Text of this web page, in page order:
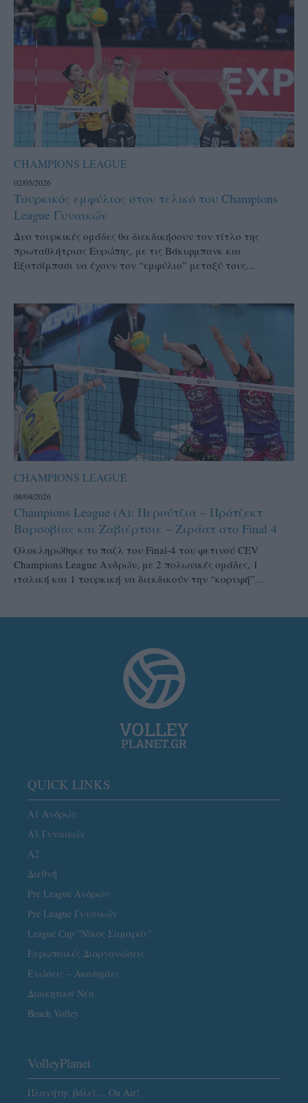
CHAMPIONS LEAGUE
02/05/2026
Τουρκικός εμφύλιος στον τελικό του Champions
League Γυναικών
Δυο τουρκικές ομάδες θα διεκδικήσουν τον τίτλο της
πρωταθλήτριας Ευρώπης, με τις Βάκιφμπανκ και
Εξατσίμπασι να έχουν τον “εμφύλιο” μεταξύ τους...
CHAMPIONS LEAGUE
08/04/2026
Champions League (Α): Περούτζια – Πρότζεκτ
Βαρσοβίας και Ζαβιέρτσιε – Ζιράατ στο Final 4
Ολοκληρώθηκε το παζλ του Final-4 του φετινού CEV
Champions League Ανδρών, με 2 πολωνικές ομάδες, 1
ιταλική και 1 τουρκική να διεκδικούν την “κορυφή”...
QUICK LINKS
Α1 Ανδρών
Α1 Γυναικών
A2
Διεθνή
Pre League Ανδρών
Pre League Γυναικών
League Cup “Νίκος Σαμαράς”
Ευρωπαϊκές Διοργανώσεις
Ενώσεις – Ακαδημίες
Διοικητικά Νέα
Beach Volley
VolleyPlanet
Πλανήτης βόλεϊ… On Air!